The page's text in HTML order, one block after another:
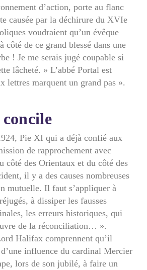
d’action, porte au flanc
causée par la déchirure du XVIe
voudraient qu’un évêque
côté de ce grand blessé dans une
! Je me serais jugé coupable si
lâcheté. » L’abbé Portal est
lettres marquent un grand pas ».
Pie XI qui a déjà confié aux
de rapprochement avec
côté des Orientaux et du côté des
il y a des causes nombreuses
mutuelle. Il faut s’appliquer à
à dissiper les fausses
les erreurs historiques, qui
de la réconcili­ation… ».
Halifax comprennent qu’il
influence du cardinal Mercier
lors de son jubilé, à faire un